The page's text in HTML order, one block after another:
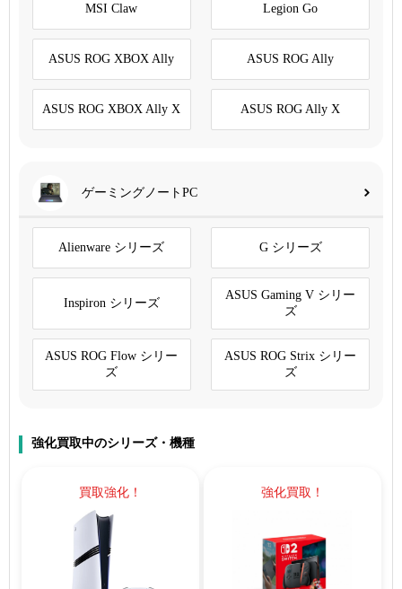
MSI Claw Legion Go
ASUS ROG XBOX Ally ASUS ROG Ally
ASUS ROG XBOX Ally X ASUS ROG Ally X
ゲーミングノートPC
Alienware シリーズ G シリーズ
Inspiron シリーズ
ASUS Gaming V シリー
ズ
ASUS ROG Flow シリー
ズ
ASUS ROG Strix シリー
ズ
強化買取中のシリーズ・機種
買取強化！ 強化買取！